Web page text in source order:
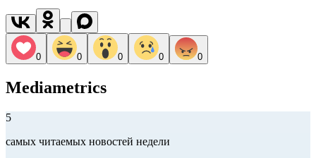
0 0 0 0 0
Mediametrics
5
самых читаемых новостей недели